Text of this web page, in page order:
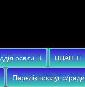
освіти ЦНАП
Перелік послуг с/ради